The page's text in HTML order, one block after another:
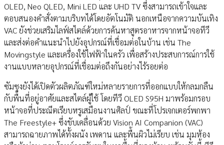
OLED, Neo QLED, Mini LED และ UHD TV ซึ่งสามารถเข้าใจและ
ตอบสนองคำสั่งตามบริบทได้โดยอัตโนมัติ นอกเหนือจากความบันเทิง
VAC ยังช่วยเสริมไลฟ์สไตล์ด้วยการค้นหาสูตรอาหารจากหน้าจอทีวี
และส่งต่อคำแนะนำไปยังอุปกรณ์ที่เชื่อมต่อในบ้าน เช่น The
Movingstyle และเครื่องใช้ไฟฟ้าในครัว เพื่อสร้างประสบการณ์การใช้
งานแบบหลายอุปกรณ์ที่เชื่อมต่อถึงกันอย่างไร้รอยต่อ
ซัมซุงยังได้เปิดตัวผลิตภัณฑ์ใหม่หลายรายการที่ออกแบบให้กลมกลืน
กับพื้นที่อยู่อาศัยและสไตล์ผู้ใช้ โดยทีวี OLED S95H มาพร้อมกรอบ
หน้าจอที่ประณีตเรียบหรูเสมือนงานศิลป์ ขณะที่โปรเจกเตอร์พกพา
The Freestyle+ ซึ่งขับเคลื่อนด้วย Vision AI Companion (VAC)
สามารถฉายภาพได้ทั้งผนัง เพดาน และพื้นผิวไม่เรียบ เช่น มุมห้อง